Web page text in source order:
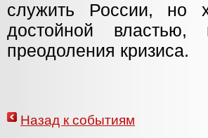
служить России, но
достойной
преодоления кризиса.
Назад к событиям